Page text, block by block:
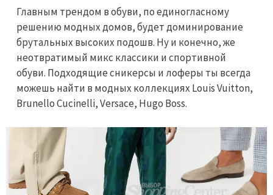
Главным трендом в обуви, по единогласному
решению модных домов, будет доминирование
брутальных высоких подошв. Ну и конечно, же
неотвратимый микс классики и спортивной
обуви. Подходящие сникерсы и лоферы ты всегда
можешь найти в модных коллекциях Louis Vuitton,
Brunello Cucinelli, Versace, Hugo Boss.